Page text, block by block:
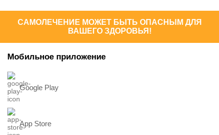
САМОЛЕЧЕНИЕ МОЖЕТ БЫТЬ ОПАСНЫМ ДЛЯ
ВАШЕГО ЗДОРОВЬЯ!
Мобильное приложение
Google Play
App Store